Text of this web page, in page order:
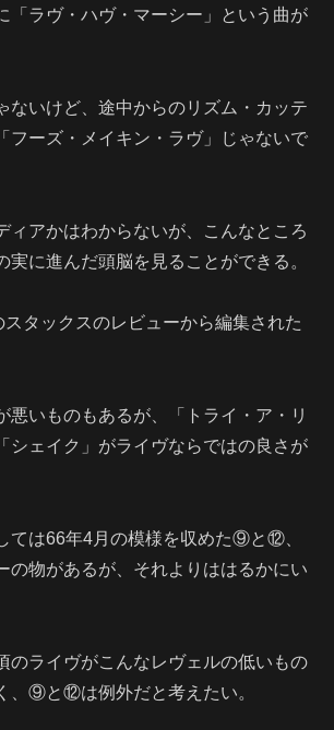
「ラヴ・ハヴ・マーシー」という曲が
ないけど、途中からのリズム・カッテ
フーズ・メイキン・ラヴ」じゃないで
ィアかはわからないが、こんなところ
実に進んだ頭脳を見ることができる。
タックスのレビューから編集された
悪いものもあるが、「トライ・ア・リ
シェイク」がライヴならではの良さが
ては66年4月の模様を収めた⑨と⑫、
の物があるが、それよりははるかにい
のライヴがこんなレヴェルの低いもの
、⑨と⑫は例外だと考えたい。